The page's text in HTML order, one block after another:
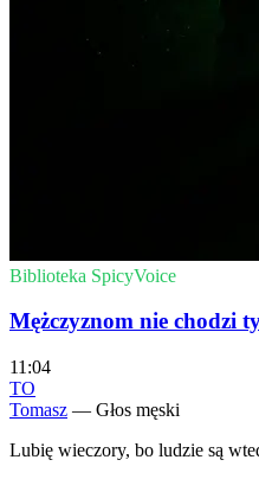
Biblioteka SpicyVoice
Mężczyznom nie chodzi
11:04
TO
Tomasz — Głos męski
Lubię wieczory, bo ludzie są